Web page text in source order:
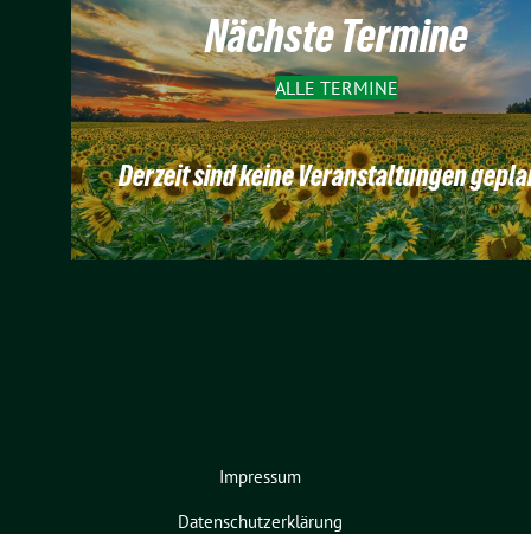
Nächste Termine
ALLE TERMINE
Derzeit sind keine Veranstaltungen
Impressum
Datenschutzerklärung